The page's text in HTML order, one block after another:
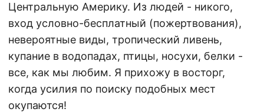
Центральную Америку. Из людей - никого,
вход условно-бесплатный (пожертвования),
невероятные виды, тропический ливень,
купание в водопадах, птицы, носухи, белки -
все, как мы любим. Я прихожу в восторг,
когда усилия по поиску подобных мест
окупаются!